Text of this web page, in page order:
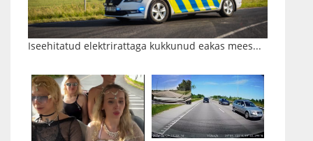
Iseehitatud elektrirattaga kukkunud eakas mees...